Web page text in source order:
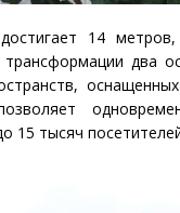
14
два
15 тысяч